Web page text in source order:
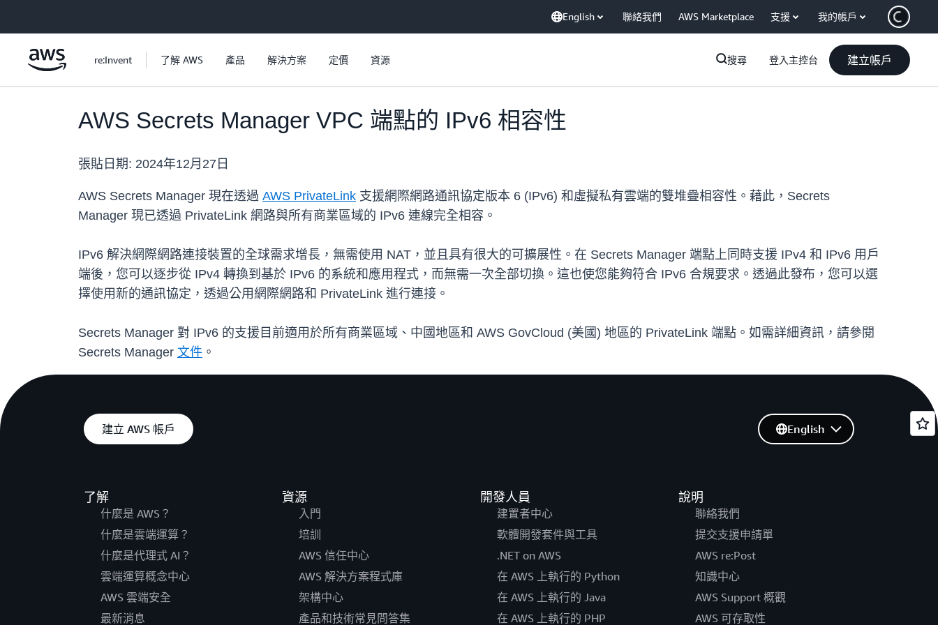
English 聯絡我們 AWS Marketplace 支援 我的帳戶
re:Invent 了解 AWS 產品 解決方案 定價 資源 搜尋 登入主控台 建立帳戶
AWS Secrets Manager VPC 端點的 IPv6 相容性
張貼日期: 2024年12月27日
AWS Secrets Manager 現在透過 AWS PrivateLink 支援網際網路通訊協定版本 6 (IPv6) 和虛擬私有雲端的雙堆疊相容性。藉此，Secrets
Manager 現已透過 PrivateLink 網路與所有商業區域的 IPv6 連線完全相容。
IPv6 解決網際網路連接裝置的全球需求增長，無需使用 NAT，並且具有很大的可擴展性。在 Secrets Manager 端點上同時支援 IPv4 和 IPv6 用戶
端後，您可以逐步從 IPv4 轉換到基於 IPv6 的系統和應用程式，而無需一次全部切換。這也使您能夠符合 IPv6 合規要求。透過此發布，您可以選
擇使用新的通訊協定，透過公用網際網路和 PrivateLink 進行連接。
Secrets Manager 對 IPv6 的支援目前適用於所有商業區域、中國地區和 AWS GovCloud (美國) 地區的 PrivateLink 端點。如需詳細資訊，請參閱
Secrets Manager 文件 。
建立 AWS 帳戶
了解
什麼是 AWS？
什麼是雲端運算？
什麼是代理式 AI？
雲端運算概念中心
AWS 雲端安全
最新消息
資源
入門
培訓
AWS 信任中心
AWS 解決方案程式庫
架構中心
產品和技術常見問答集
開發人員
建置者中心
軟體開發套件與工具
.NET on AWS
在 AWS 上執行的 Python
在 AWS 上執行的 Java
在 AWS 上執行的 PHP
說明
聯絡我們
提交支援申請單
AWS re:Post
知識中心
AWS Support 概觀
AWS 可存取性
English